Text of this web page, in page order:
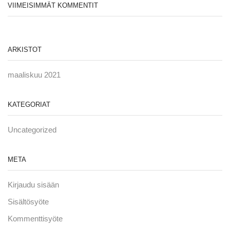
VIIMEISIMMÄT KOMMENTIT
ARKISTOT
maaliskuu 2021
KATEGORIAT
Uncategorized
META
Kirjaudu sisään
Sisältösyöte
Kommenttisyöte